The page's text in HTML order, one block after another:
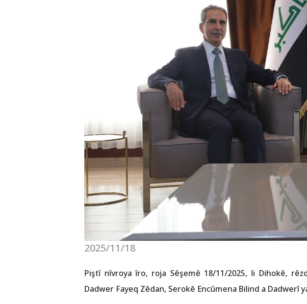
2025/11/18
Piştî nîvroya îro, roja Sêşemê 18/11/2025, li Dihokê,
Dadwer Fayeq Zêdan, Serokê Encûmena Bilind a Dadwerî